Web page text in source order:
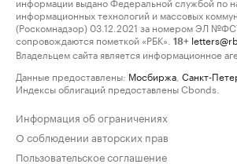
информационных технологий и массовых
(Роскомнадзор) 03.12.2021 за номером ЭЛ
сопровождаются пометкой «РБК».
18+
Владельцем сайта является информационное
Данные предоставлены: Мосбиржа Санкт-
Индексы облигаций предоставлены Cbonds.
Информация об ограничениях
О соблюдении авторских прав
Пользовательское соглашение